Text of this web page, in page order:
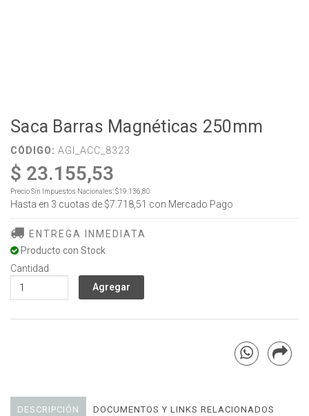
Saca Barras Magnéticas 250mm
CÓDIGO: AGI_ACC_8323
$ 23.155,53
Precio Sin Impuestos Nacionales:$19.136,80
Hasta en 3 cuotas de $7.718,51 con Mercado Pago
ENTREGA INMEDIATA
Producto con Stock
Cantidad
DESCRIPCIÓN DOCUMENTOS Y LINKS RELACIONADOS